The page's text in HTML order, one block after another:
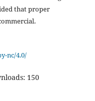
that proper
nc/4.0/
150